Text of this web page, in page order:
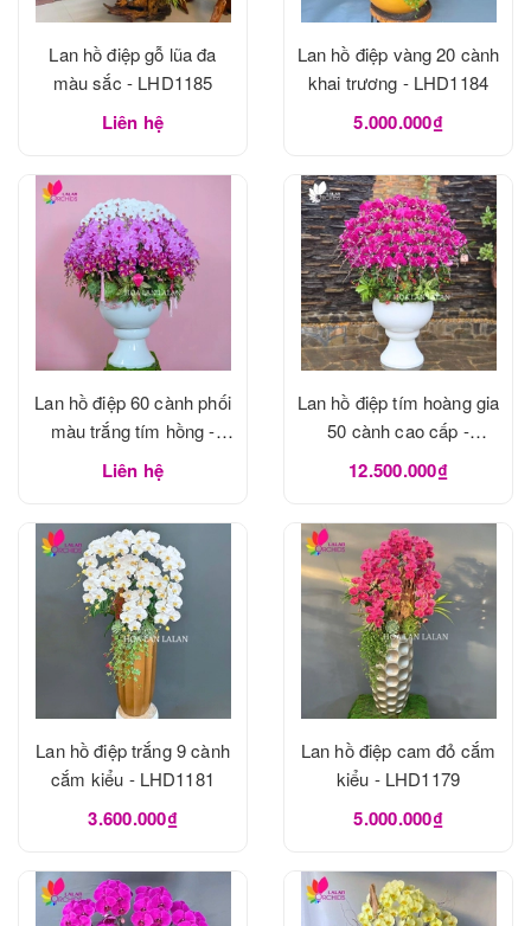
Lan hồ điệp gỗ lũa đa
màu sắc - LHD1185
Liên hệ
Lan hồ điệp vàng 20 cành
khai trương - LHD1184
5.000.000₫
Lan hồ điệp 60 cành phối
màu trắng tím hồng -
LHD1183
Liên hệ
Lan hồ điệp tím hoàng gia
50 cành cao cấp -
LHD1182
12.500.000₫
Lan hồ điệp trắng 9 cành
cắm kiểu - LHD1181
3.600.000₫
Lan hồ điệp cam đỏ cắm
kiểu - LHD1179
5.000.000₫